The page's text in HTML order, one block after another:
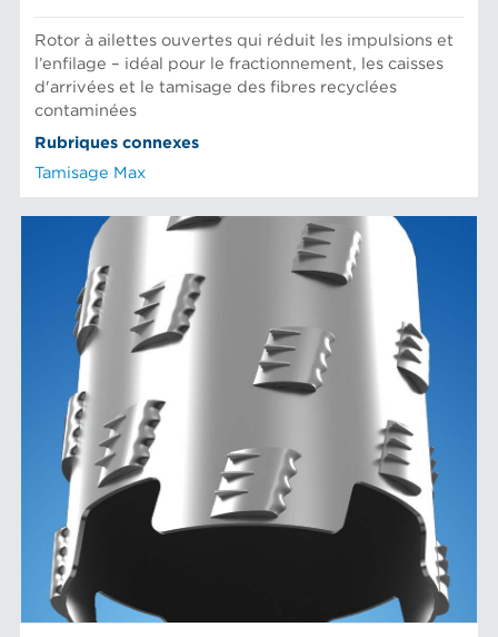
Rotor à ailettes ouvertes qui réduit les impulsions et
l’enfilage – idéal pour le fractionnement, les caisses
d'arrivées et le tamisage des fibres recyclées
contaminées
Rubriques connexes
Tamisage Max